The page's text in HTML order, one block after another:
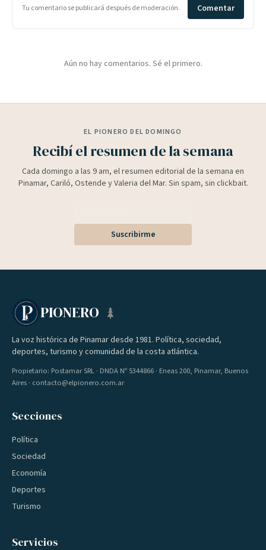
Tu comentario se publicará después de moderación. Comentar
Aún no hay comentarios. Sé el primero.
EL PIONERO DEL DOMINGO
Recibí el resumen de la semana
Cada domingo a las 9 am, el resumen editorial de la semana en
Pinamar, Cariló, Ostende y Valeria del Mar. Sin spam, sin clickbait.
Suscribirme
PIONERO
La voz histórica de Pinamar desde 1981. Política, sociedad,
deportes, turismo y comunidad de la costa atlántica.
Propietario: Postamar SRL · DNDA Nº 5344866 · Eneas 200, Pinamar, Buenos
Aires · contacto@elpionero.com.ar
Secciones
Política
Sociedad
Economía
Deportes
Turismo
Servicios